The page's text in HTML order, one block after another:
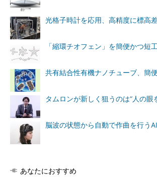
光格子時計を応用、高精度に標高
「縮環チオフェン」を簡便かつ短
共有結合性有機ナノチューブ、簡
タムロンが新しく狙うのは“人の眼
脳波の状態から自動で作曲を行う
あなたにおすすめ